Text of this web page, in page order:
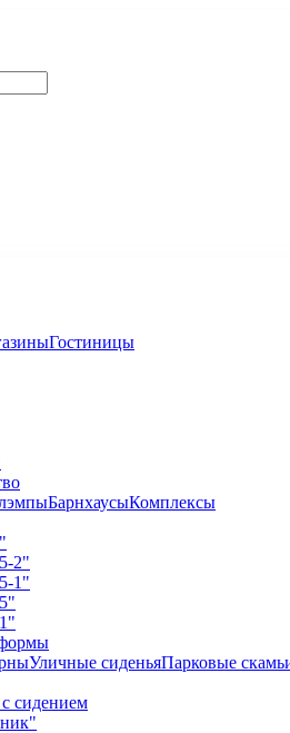
Гостиницы
БарнхаусыКомплексы
2"
1"
Уличные сиденьяПарковые
сидением